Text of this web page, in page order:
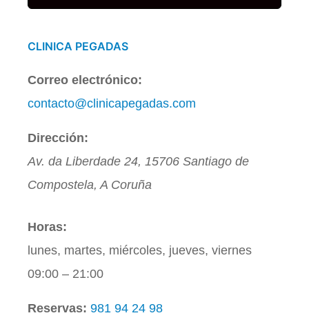
CLINICA PEGADAS
Correo electrónico:
contacto@clinicapegadas.com
Dirección:
Av. da Liberdade 24, 15706 Santiago de
Compostela, A Coruña
Horas:
lunes, martes, miércoles, jueves, viernes
09:00 – 21:00
Reservas: 981 94 24 98